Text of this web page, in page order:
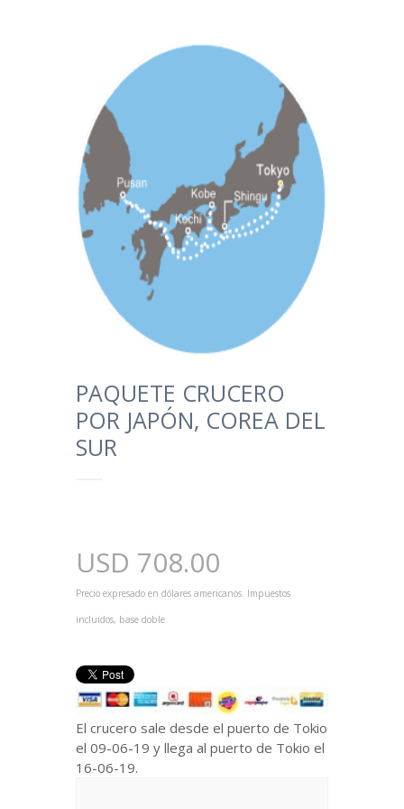
PAQUETE CRUCERO
POR JAPÓN, COREA DEL
SUR
USD 708.00
Precio expresado en dólares americanos. Impuestos
incluidos, base doble
El crucero sale desde el puerto de Tokio
el 09-06-19 y llega al puerto de Tokio el
16-06-19.